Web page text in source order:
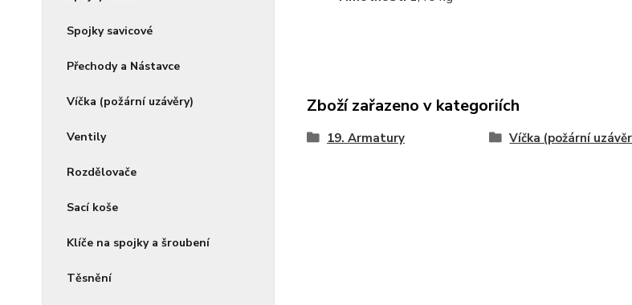
Spojky savicové
Přechody a Nástavce
Víčka (požární uzávěry)
Ventily
Rozdělovače
Sací koše
Klíče na spojky a šroubení
Těsnění
Zboží zařazeno v kategoriích
19. Armatury Víčka (požární